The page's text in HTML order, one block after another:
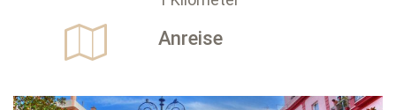
Anreise
Previous Next